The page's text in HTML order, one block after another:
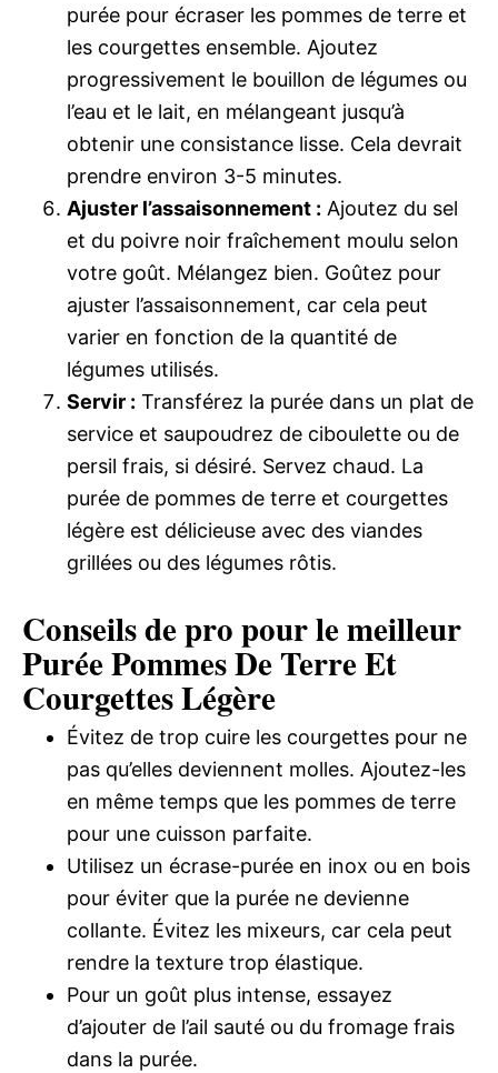
purée pour écraser les pommes de terre et
les courgettes ensemble. Ajoutez
progressivement le bouillon de légumes ou
l’eau et le lait, en mélangeant jusqu’à
obtenir une consistance lisse. Cela devrait
prendre environ 3-5 minutes.
Ajuster l’assaisonnement : Ajoutez du sel
et du poivre noir fraîchement moulu selon
votre goût. Mélangez bien. Goûtez pour
ajuster l’assaisonnement, car cela peut
varier en fonction de la quantité de
légumes utilisés.
Servir : Transférez la purée dans un plat de
service et saupoudrez de ciboulette ou de
persil frais, si désiré. Servez chaud. La
purée de pommes de terre et courgettes
légère est délicieuse avec des viandes
grillées ou des légumes rôtis.
Conseils de pro pour le meilleur
Purée Pommes De Terre Et
Courgettes Légère
Évitez de trop cuire les courgettes pour ne
pas qu’elles deviennent molles. Ajoutez-les
en même temps que les pommes de terre
pour une cuisson parfaite.
Utilisez un écrase-purée en inox ou en bois
pour éviter que la purée ne devienne
collante. Évitez les mixeurs, car cela peut
rendre la texture trop élastique.
Pour un goût plus intense, essayez
d’ajouter de l’ail sauté ou du fromage frais
dans la purée.